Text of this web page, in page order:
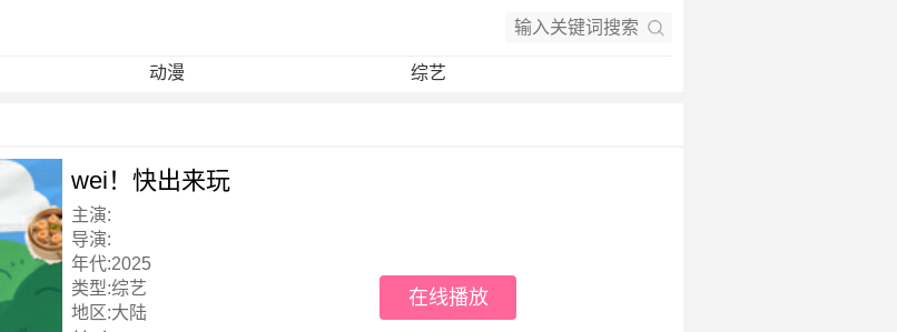
动漫 综艺
wei！快出来玩
主演:
导演:
年代:2025
类型:综艺
地区:大陆
在线播放